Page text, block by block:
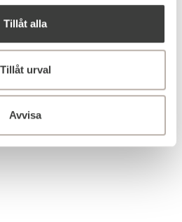
Tillåt alla
Tillåt urval
Avvisa